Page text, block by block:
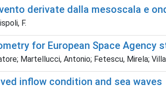
derivate dalla mesoscala e
F.
for European Space Agency
Martellucci, Antonio; Fetescu, Mirela;
inflow condition and sea waves